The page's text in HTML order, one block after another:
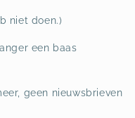
niet doen.)
een baas
geen nieuwsbrieven